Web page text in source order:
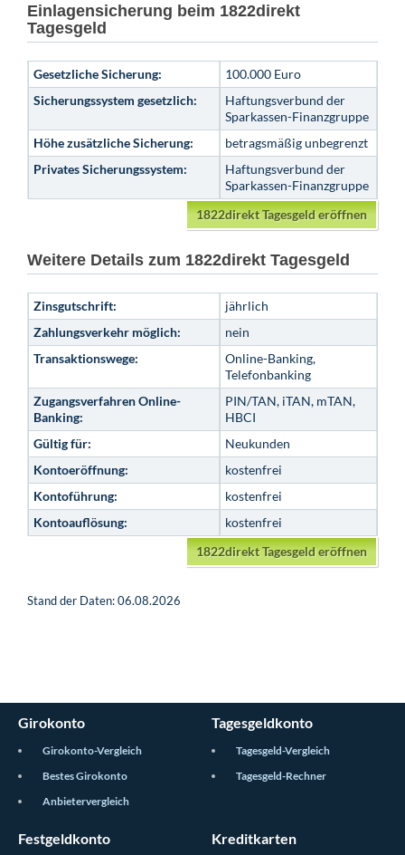
Einlagensicherung beim 1822direkt
Tagesgeld
Gesetzliche Sicherung:
100.000 Euro
Sicherungssystem gesetzlich:
Haftungsverbund der
Sparkassen-Finanzgruppe
Höhe zusätzliche Sicherung:
betragsmäßig unbegrenzt
Privates Sicherungssystem:
Haftungsverbund der
Sparkassen-Finanzgruppe
1822direkt Tagesgeld eröffnen
Weitere Details zum 1822direkt Tagesgeld
Zinsgutschrift:
jährlich
Zahlungsverkehr möglich:
nein
Transaktionswege:
Online-Banking,
Telefonbanking
Zugangsverfahren Online-
Banking:
PIN/TAN, iTAN, mTAN,
HBCI
Gültig für:
Neukunden
Kontoeröffnung:
kostenfrei
Kontoführung:
kostenfrei
Kontoauflösung:
kostenfrei
1822direkt Tagesgeld eröffnen
Stand der Daten: 06.08.2026
Girokonto
Girokonto-Vergleich
Bestes Girokonto
Anbietervergleich
Tagesgeldkonto
Tagesgeld-Vergleich
Tagesgeld-Rechner
Festgeldkonto Kreditkarten